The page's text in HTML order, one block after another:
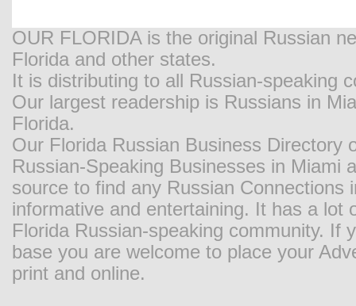
OUR FLORIDA is the original Russian
Florida and other states.
It is distributing to all Russian-speaking
Our largest readership is Russians in
Florida.
Our Florida Russian Business Directory
Russian-Speaking Businesses in Miami
source to find any Russian
informative and entertaining. It has a
Florida Russian-speaking community. If
base you are welcome to place your
print and online.